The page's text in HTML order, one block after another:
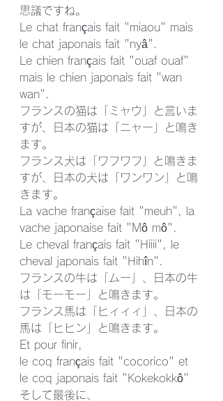
思議ですね。
Le chat français fait "miaou" mais
le chat japonais fait "nyâ".
Le chien français fait "ouaf ouaf"
mais le chien japonais fait "wan
wan".
フランスの猫は「ミャウ」と言いま
すが、日本の猫は「ニャー」と鳴き
ます。
フランス犬は「ワフワフ」と鳴きま
すが、日本の犬は「ワンワン」と鳴
きます。
La vache française fait "meuh", la
vache japonaise fait "Mô mô".
Le cheval français fait "Hiiii", le
cheval japonais fait "Hihîn".
フランスの牛は「ムー」、日本の牛
は「モーモー」と鳴きます。
フランス馬は「ヒィィィ」、日本の
馬は「ヒヒン」と鳴きます。
Et pour finir,
le coq français fait "cocorico" et
le coq japonais fait "Kokekokkô"
そして最後に、